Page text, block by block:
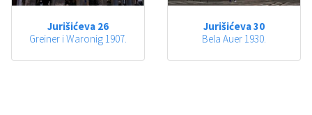
Jurišićeva 26
Greiner i Waronig 1907.
Jurišićeva 30
Bela Auer 1930.